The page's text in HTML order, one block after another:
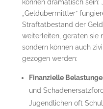
können dramatisch
„Geldübermittler“
Straftatbestand der
weiterleiten, geraten sie
sondern können auch
gezogen werden:
Finanzielle
und
Jugendlichen oft